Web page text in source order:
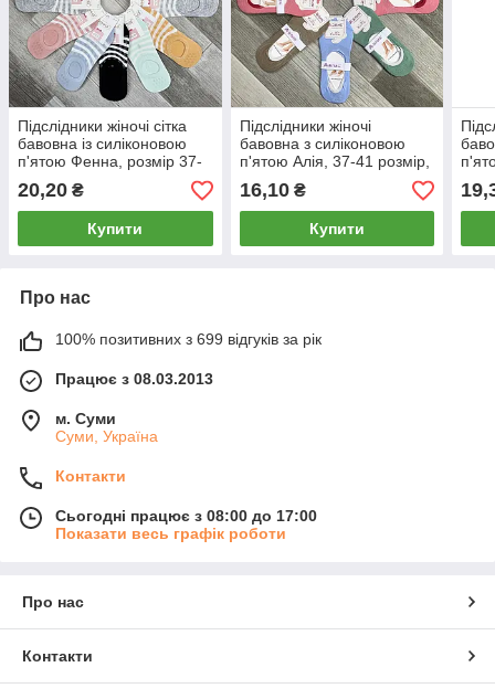
Підслідники жіночі сітка
бавовна із силіконовою
п'ятою Фенна, розмір 37-
41, асорті, 8003-1
20,20 ₴
Купити
Підслідники жіночі
бавовна з силіконовою
п'ятою Алія, 37-41 розмір,
асорті, 017
16,10₴
Купити
41,
Про нас
100% позитивних з 699 відгуків за рік
Працює з 08.03.2013
м. Суми
Суми, Україна
Контакти
Сьогодні працює з 08:00 до 17:00
Показати весь графік роботи
Про нас
Контакти